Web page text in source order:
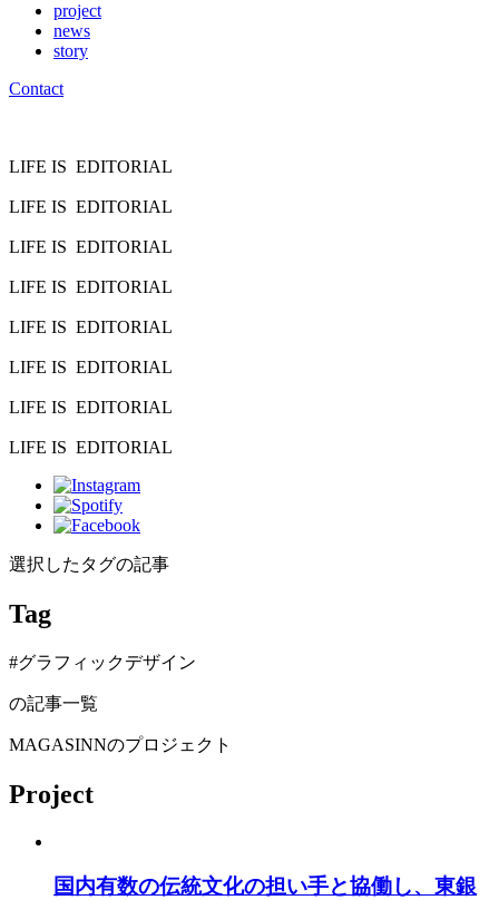
project
news
story
Contact
LIFE IS EDITORIAL
LIFE IS EDITORIAL
LIFE IS EDITORIAL
LIFE IS EDITORIAL
LIFE IS EDITORIAL
LIFE IS EDITORIAL
LIFE IS EDITORIAL
LIFE IS EDITORIAL
選択したタグの記事
Tag
#グラフィックデザイン
の記事一覧
MAGASINNのプロジェクト
Project
国内有数の伝統文化の担い手と協働し、東銀